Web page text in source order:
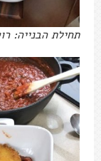
תחילת הבנייה: